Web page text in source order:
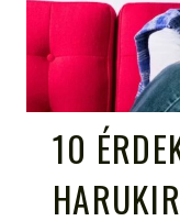
10